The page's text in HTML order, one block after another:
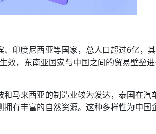
印度尼西亚等国家，总人口超过6亿，
效，东南亚国家与中国之间的贸易壁垒
马来西亚的制造业较为发达，泰国在汽
有丰富的自然资源。这种多样性为中国